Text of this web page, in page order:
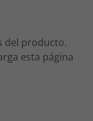
del producto.
esta página